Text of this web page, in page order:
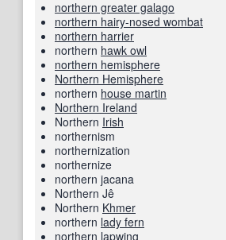
northern greater galago
northern hairy-nosed wombat
northern harrier
northern hawk owl
northern hemisphere
Northern Hemisphere
northern house martin
Northern Ireland
Northern Irish
northernism
northernization
northernize
northern jacana
Northern Jê
Northern Khmer
northern lady fern
northern lapwing